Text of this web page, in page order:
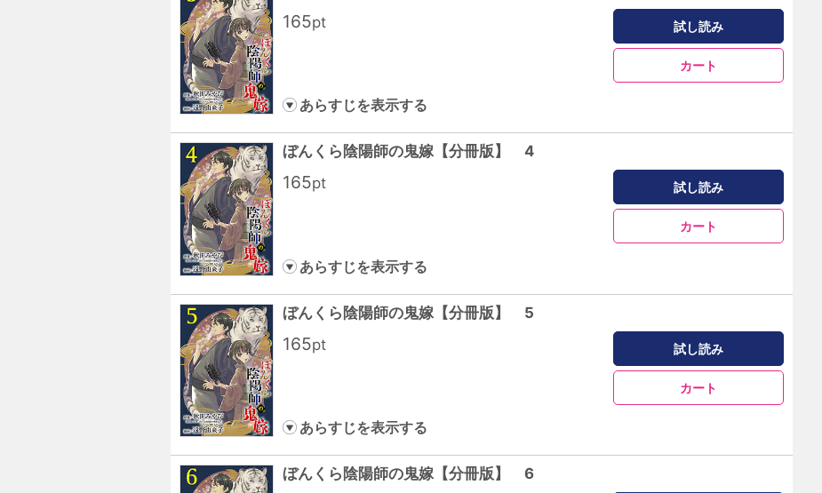
165pt 試し読み
カート
あらすじを表示する
ぼんくら陰陽師の鬼嫁【分冊版】 4
165pt 試し読み
カート
あらすじを表示する
ぼんくら陰陽師の鬼嫁【分冊版】 5
165pt 試し読み
カート
あらすじを表示する
ぼんくら陰陽師の鬼嫁【分冊版】 6